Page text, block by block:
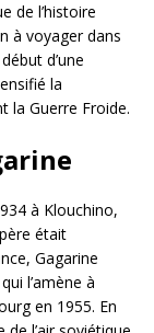
de l’histoire
à voyager dans
d’une
la
la Guerre Froide.
à Klouchino,
était
Gagarine
l’amène à
en 1955. En